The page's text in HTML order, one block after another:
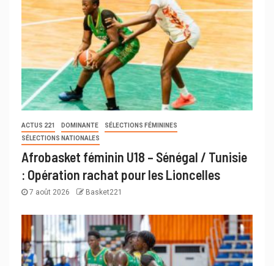
ACTUS 221 DOMINANTE
SÉLECTIONS FÉMININES
SÉLECTIONS NATIONALES
Afrobasket féminin U18 – Sénégal / Tunisie
: Opération rachat pour les Lioncelles
7 août 2026 Basket221